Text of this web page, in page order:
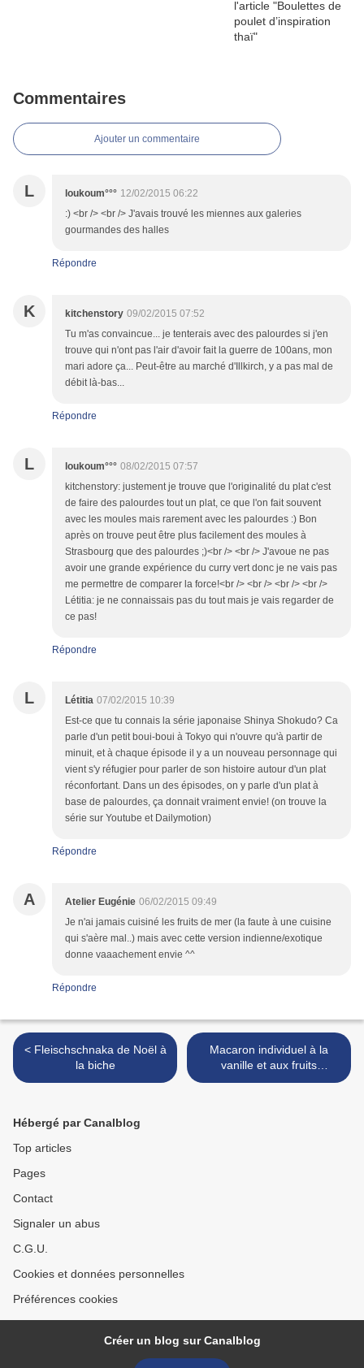
Commentaires
Ajouter un commentaire
L loukoum°°° 12/02/2015 06:22
:) <br /> <br /> J'avais trouvé les miennes aux galeries
gourmandes des halles
Répondre
K kitchenstory 09/02/2015 07:52
Tu m'as convaincue... je tenterais avec des palourdes si j'en
trouve qui n'ont pas l'air d'avoir fait la guerre de 100ans, mon
mari adore ça... Peut-être au marché d'Illkirch, y a pas mal de
débit là-bas...
Répondre
L loukoum°°° 08/02/2015 07:57
kitchenstory: justement je trouve que l'originalité du plat c'est
de faire des palourdes tout un plat, ce que l'on fait souvent
avec les moules mais rarement avec les palourdes :) Bon
après on trouve peut être plus facilement des moules à
Strasbourg que des palourdes ;)<br /> <br /> J'avoue ne pas
avoir une grande expérience du curry vert donc je ne vais pas
me permettre de comparer la force!<br /> <br /> <br /> <br />
Létitia: je ne connaissais pas du tout mais je vais regarder de
ce pas!
Répondre
L Létitia 07/02/2015 10:39
Est-ce que tu connais la série japonaise Shinya Shokudo? Ca
parle d'un petit boui-boui à Tokyo qui n'ouvre qu'à partir de
minuit, et à chaque épisode il y a un nouveau personnage qui
vient s'y réfugier pour parler de son histoire autour d'un plat
réconfortant. Dans un des épisodes, on y parle d'un plat à
base de palourdes, ça donnait vraiment envie! (on trouve la
série sur Youtube et Dailymotion)
Répondre
A Atelier Eugénie 06/02/2015 09:49
Je n'ai jamais cuisiné les fruits de mer (la faute à une cuisine
qui s'aère mal..) mais avec cette version indienne/exotique
donne vaaachement envie ^^
Répondre
< Fleischschnaka de Noël à
la biche
Macaron individuel à la
vanille et aux fruits
exotiques >
Hébergé par Canalblog
Top articles
Pages
Contact
Signaler un abus
C.G.U.
Cookies et données personnelles
Préférences cookies
Créer un blog sur Canalblog